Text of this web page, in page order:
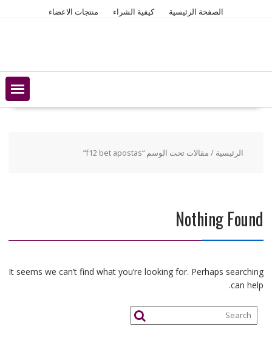
الصفحة الرئيسية كيفية الشراء منتجات الاعضاء
الرئيسية / مقالات تحت الوسم “f12 bet apostas”
Nothing Found
It seems we can’t find what you’re looking for. Perhaps searching
can help.